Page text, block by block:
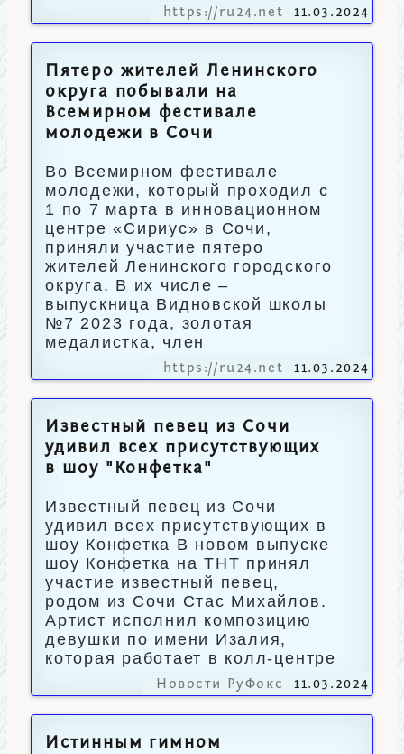
https://ru24.net 11.03.2024
Пятеро жителей Ленинского
округа побывали на
Всемирном фестивале
молодежи в Сочи
Во Всемирном фестивале
молодежи, который проходил с
1 по 7 марта в инновационном
центре «Сириус» в Сочи,
приняли участие пятеро
жителей Ленинского городского
округа. В их числе –
выпускница Видновской школы
№7 2023 года, золотая
медалистка, член
https://ru24.net 11.03.2024
Известный певец из Сочи
удивил всех присутствующих
в шоу "Конфетка"
Известный певец из Сочи
удивил всех присутствующих в
шоу Конфетка В новом выпуске
шоу Конфетка на ТНТ принял
участие известный певец,
родом из Сочи Стас Михайлов.
Артист исполнил композицию
девушки по имени Изалия,
которая работает в колл-центре
Новости РуФокс 11.03.2024
Истинным гимном